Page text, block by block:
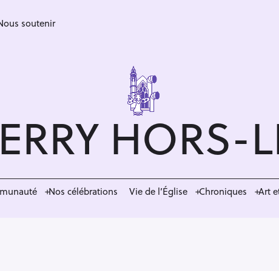
soutenir
HORS-
Nos célébrations Vie de l’Église Chroniques Art